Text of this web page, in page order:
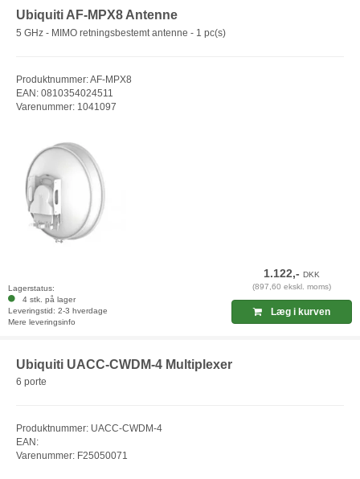
Ubiquiti AF-MPX8 Antenne
5 GHz - MIMO retningsbestemt antenne - 1 pc(s)
Produktnummer: AF-MPX8
EAN: 0810354024511
Varenummer: 1041097
Lagerstatus:
4 stk. på lager
Leveringstid: 2-3 hverdage
Mere leveringsinfo
1.122,-DKK
(897,60 ekskl. moms)
Læg i kurven
Ubiquiti UACC-CWDM-4 Multiplexer
6 porte
Produktnummer: UACC-CWDM-4
EAN:
Varenummer: F25050071